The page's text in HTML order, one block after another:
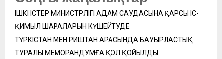
ІШКІ ІСТЕР МИНИСТРЛІГІ АДАМ САУДАСЫНА ҚАРСЫ ІС-
ҚИМЫЛ ШАРАЛАРЫН КҮШЕЙТУДЕ
ТҮРКІСТАН МЕН РИШТАН АРАСЫНДА БАУЫРЛАСТЫҚ
ТУРАЛЫ МЕМОРАНДУМҒА ҚОЛ ҚОЙЫЛДЫ